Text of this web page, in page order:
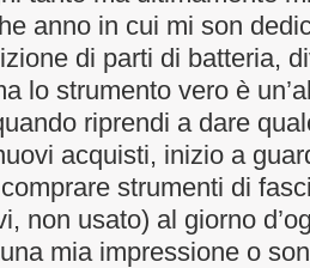
anno in cui mi son
di parti di batteria,
lo strumento vero è
riprendi a dare
acquisti, inizio a
strumenti di
non usato) al giorno
mia impressione o